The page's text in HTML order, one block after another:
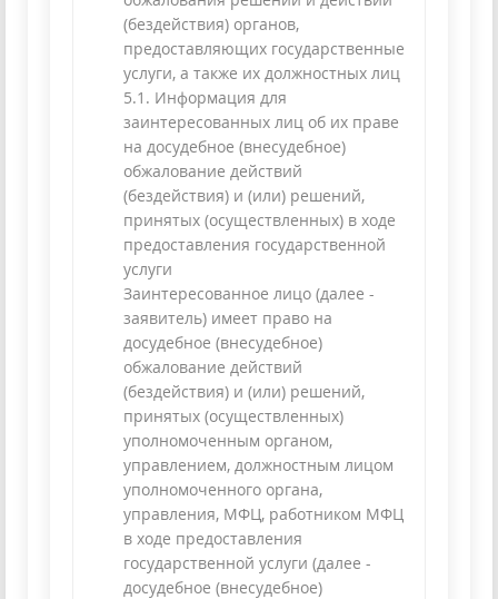
(бездействия) органов,
предоставляющих государственные
услуги, а также их должностных лиц
5.1. Информация для
заинтересованных лиц об их праве
на досудебное (внесудебное)
обжалование действий
(бездействия) и (или) решений,
принятых (осуществленных) в ходе
предоставления государственной
услуги
Заинтересованное лицо (далее -
заявитель) имеет право на
досудебное (внесудебное)
обжалование действий
(бездействия) и (или) решений,
принятых (осуществленных)
уполномоченным органом,
управлением, должностным лицом
уполномоченного органа,
управления, МФЦ, работником МФЦ
в ходе предоставления
государственной услуги (далее -
досудебное (внесудебное)